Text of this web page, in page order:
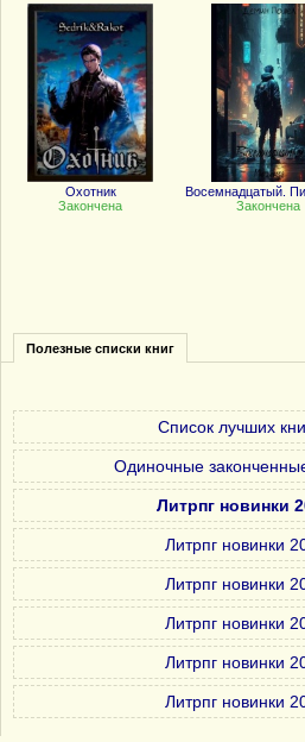
Охотник
Закончена
Восемнадцатый.
Закончена
Полезные списки книг
Список лучших
Одиночные
Литрпг новинки
Литрпг новинки
Литрпг новинки
Литрпг новинки
Литрпг новинки
Литрпг новинки